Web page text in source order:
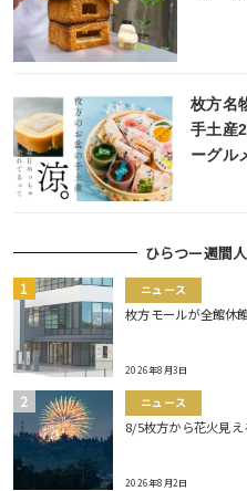
枚方名
手土産
ーグル
ひらつー週間
ニュース
枚方モールが全館休
2026年8月3日
ニュース
8/5枚方から花火見え
2026年8月2日